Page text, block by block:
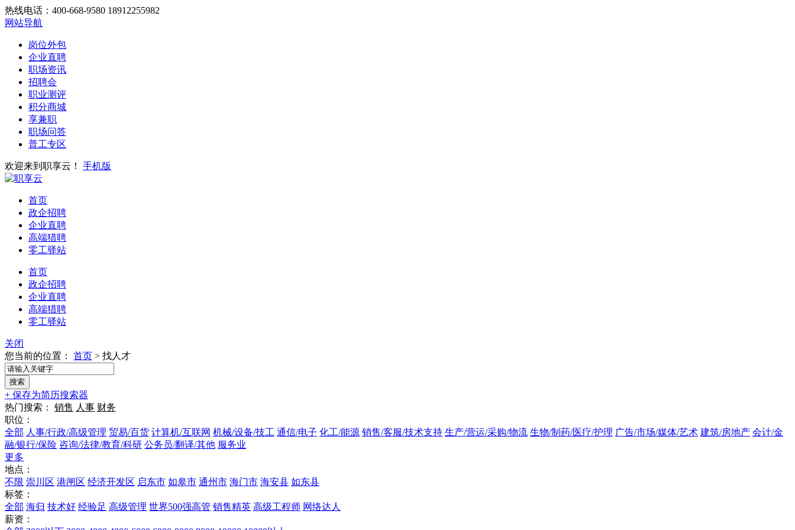
热线电话：400-668-9580 18912255982
网站导航
岗位外包
企业直聘
职场资讯
招聘会
职业测评
积分商城
享兼职
职场问答
普工专区
欢迎来到职享云！ 手机版
首页
政企招聘
企业直聘
高端猎聘
零工驿站
首页
政企招聘
企业直聘
高端猎聘
零工驿站
关闭
您当前的位置： 首页 > 找人才
+ 保存为简历搜索器
热门搜索： 销售 人事 财务
职位：
全部 人事/行政/高级管理 贸易/百货 计算机/互联网 机械/设备/技工 通信/电子 化工/能源 销售/客服/技术支持 生产/营运/采购/物流 生物/制药/医疗/护理 广告/市场/媒体/艺术 建筑/房地产 会计/金
融/银行/保险 咨询/法律/教育/科研 公务员/翻译/其他 服务业
更多
地点：
不限 崇川区 港闸区 经济开发区 启东市 如皋市 通州市 海门市 海安县 如东县
标签：
全部 海归 技术好 经验足 高级管理 世界500强高管 销售精英 高级工程师 网络达人
薪资：